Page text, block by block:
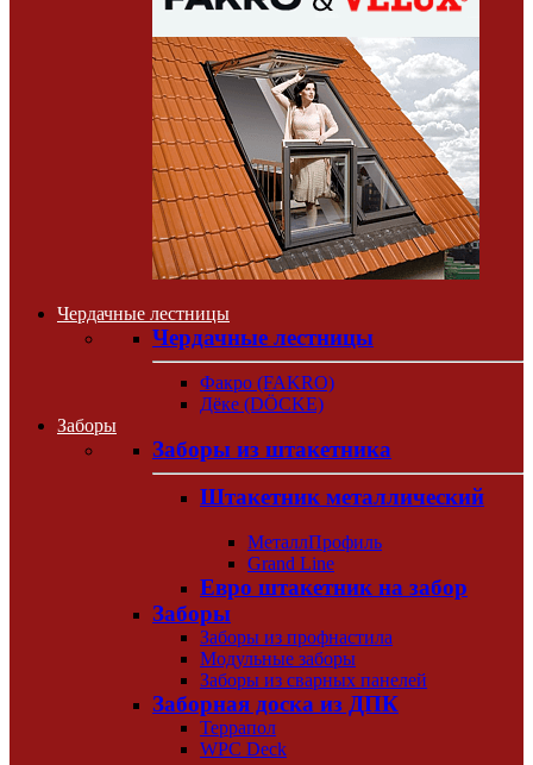
Чердачные лестницы
Чердачные лестницы
Факро (FAKRO)
Дёке (DÖCKE)
Заборы
Заборы из штакетника
Штакетник металлический
МеталлПрофиль
Grand Line
Евро штакетник на забор
Заборы
Заборы из профнастила
Модульные заборы
Заборы из сварных панелей
Заборная доска из ДПК
Террапол
WPC Deck